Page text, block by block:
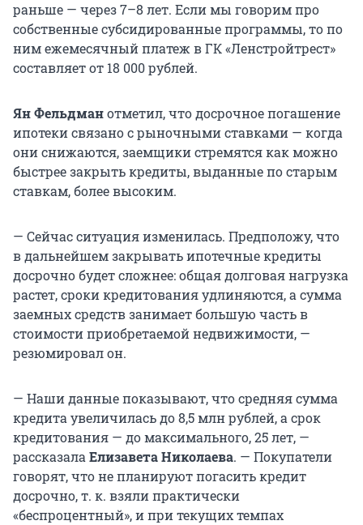
раньше — через 7–8 лет. Если мы говорим про
собственные субсидированные программы, то по
ним ежемесячный платеж в ГК «Ленстройтрест»
составляет от 18 000 рублей.
Ян Фельдманотметил, что досрочное погашение
ипотеки связано с рыночными ставками — когда
они снижаются, заемщики стремятся как можно
быстрее закрыть кредиты, выданные по старым
ставкам, более высоким.
— Сейчас ситуация изменилась. Предположу, что
в дальнейшем закрывать ипотечные кредиты
досрочно будет сложнее: общая долговая нагрузка
растет, сроки кредитования удлиняются, а сумма
заемных средств занимает большую часть в
стоимости приобретаемой недвижимости, —
резюмировал он.
— Наши данные показывают, что средняя сумма
кредита увеличилась до 8,5 млн рублей, а срок
кредитования — до максимального, 25 лет, —
рассказалаЕлизавета Николаева. — Покупатели
говорят, что не планируют погасить кредит
досрочно, т. к. взяли практически
«беспроцентный», и при текущих темпах